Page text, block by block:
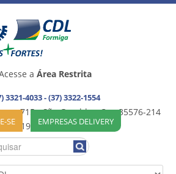
a Área Restrita
3321-4033 - (37) 3322-1554
715 - São Geraldo - Cep:35576-214
192 / Formiga (MG)
SE EMPRESAS DELIVERY